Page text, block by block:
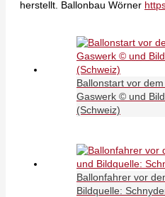
herstellt. Ballonbau Wörner
Ballonstart vor
Gaswerk © und
(Schweiz)
Ballonfahrer vor
Bildquelle: